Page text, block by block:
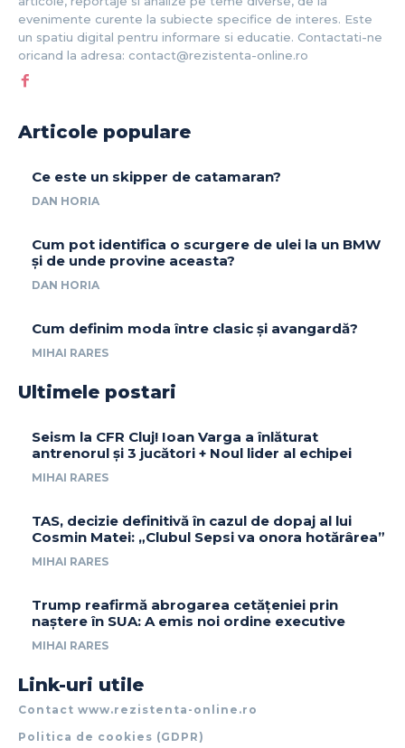
evenimente curente la subiecte specifice de interes. Este
un spatiu digital pentru informare si educatie. Contactati-ne
oricand la adresa: contact@rezistenta-online.ro
Articole populare
Ce este un skipper de catamaran?
DAN HORIA
Cum pot identifica o scurgere de ulei la un BMW
și de unde provine aceasta?
DAN HORIA
Cum definim moda între clasic și avangardă?
MIHAI RARES
Ultimele postari
Seism la CFR Cluj! Ioan Varga a înlăturat
antrenorul și 3 jucători + Noul lider al echipei
MIHAI RARES
TAS, decizie definitivă în cazul de dopaj al lui
Cosmin Matei: „Clubul Sepsi va onora hotărârea”
MIHAI RARES
Trump reafirmă abrogarea cetățeniei prin
naștere în SUA: A emis noi ordine executive
MIHAI RARES
Link-uri utile
Contact www.rezistenta-online.ro
Politica de cookies (GDPR)